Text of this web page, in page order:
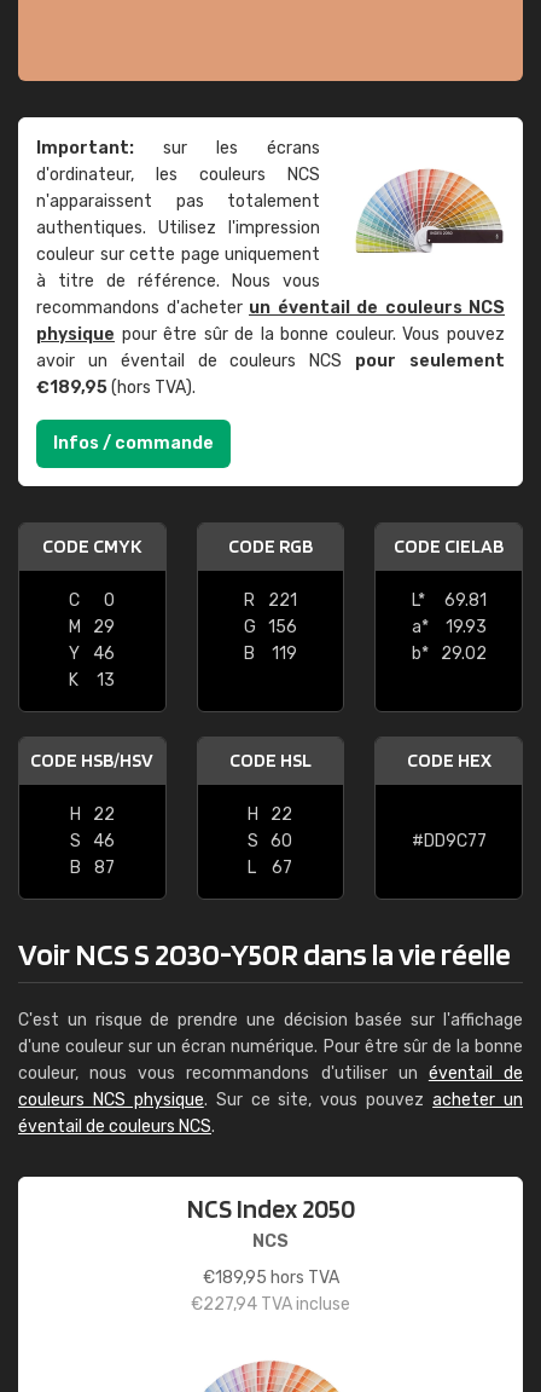
Important: sur les écrans
d'ordinateur, les couleurs NCS
n'apparaissent pas totalement
authentiques. Utilisez l'impression
couleur sur cette page uniquement
à titre de référence. Nous vous
recommandons d'acheter un éventail de couleurs NCS
physique pour être sûr de la bonne couleur. Vous pouvez
avoir un éventail de couleurs NCS pour seulement
€189,95(hors TVA).
Infos / commande
CODE CMYK
C
0
M
29
Y
46
K
13
CODE RGB
R
221
G
156
B
119
CODE CIELAB
L*
69.81
a*
19.93
b*
29.02
CODE HSB/HSV
H
22
S
46
B
87
CODE HSL
H
22
S
60
L
67
CODE HEX
#DD9C77
Voir NCS S 2030-Y50R dans la vie réelle
C'est un risque de prendre une décision basée sur l'affichage
d'une couleur sur un écran numérique. Pour être sûr de la bonne
couleur, nous vous recommandons d'utiliser un éventail de
couleurs NCS physique. Sur ce site, vous pouvezacheter un
éventail de couleurs NCS.
NCS Index 2050
NCS
€189,95 hors TVA
€227,94 TVA incluse